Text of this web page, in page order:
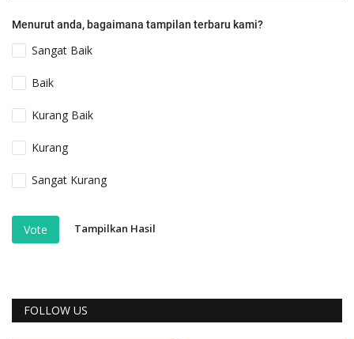
Menurut anda, bagaimana tampilan terbaru kami?
Sangat Baik
Baik
Kurang Baik
Kurang
Sangat Kurang
Vote Tampilkan Hasil
FOLLOW US